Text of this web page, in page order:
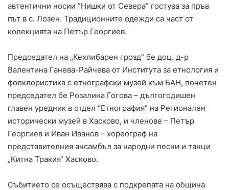
автентични носии ”Нишки от Севера” гостува за пръв
път в с. Лозен. Традиционните одежди са част от
колекцията на Петър Георгиев.
Председател на „Кехлибарен грозд“ бе доц. д-р
Валентина Ганева-Райчева от Института за етнология и
фолклористика с етнографски музей към БАН, почетен
председател бе Розалина Гогова – дългогодишен
главен уредник в отдел “Етнография” на Регионален
исторически музей в Хасково, и членове – Петър
Георгиев и Иван Иванов – хореограф на
представителния ансамбъл за народни песни и танци
„Китна Тракия“ Хасково.
Събитието се осъществява с подкрепата на община